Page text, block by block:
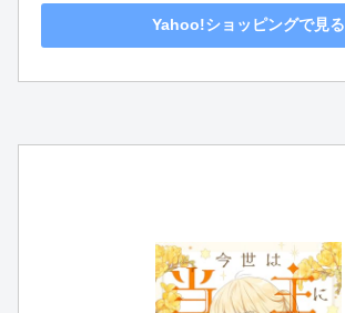
Yahoo!ショッピングで見る